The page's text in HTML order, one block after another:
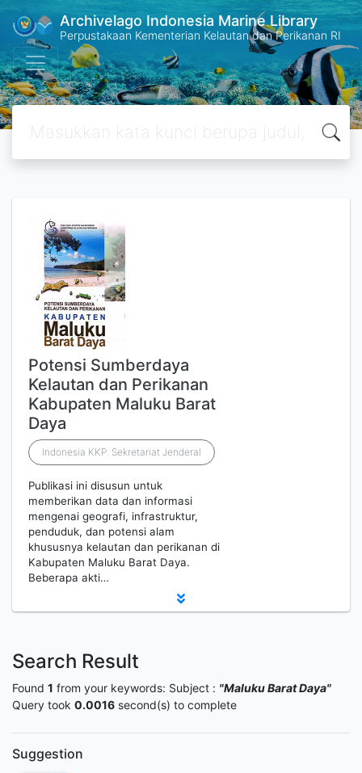
Archivelago Indonesia Marine Library
Perpustakaan Kementerian Kelautan dan Perikanan RI
Potensi Sumberdaya
Kelautan dan Perikanan
Kabupaten Maluku Barat
Daya
Indonesia KKP. Sekretariat Jenderal
Publikasi ini disusun untuk
memberikan data dan informasi
mengenai geografi, infrastruktur,
penduduk, dan potensi alam
khususnya kelautan dan perikanan di
Kabupaten Maluku Barat Daya.
Beberapa akti…
Search Result
Found 1 from your keywords: Subject : "Maluku Barat Daya"
Query took 0.0016 second(s) to complete
Suggestion